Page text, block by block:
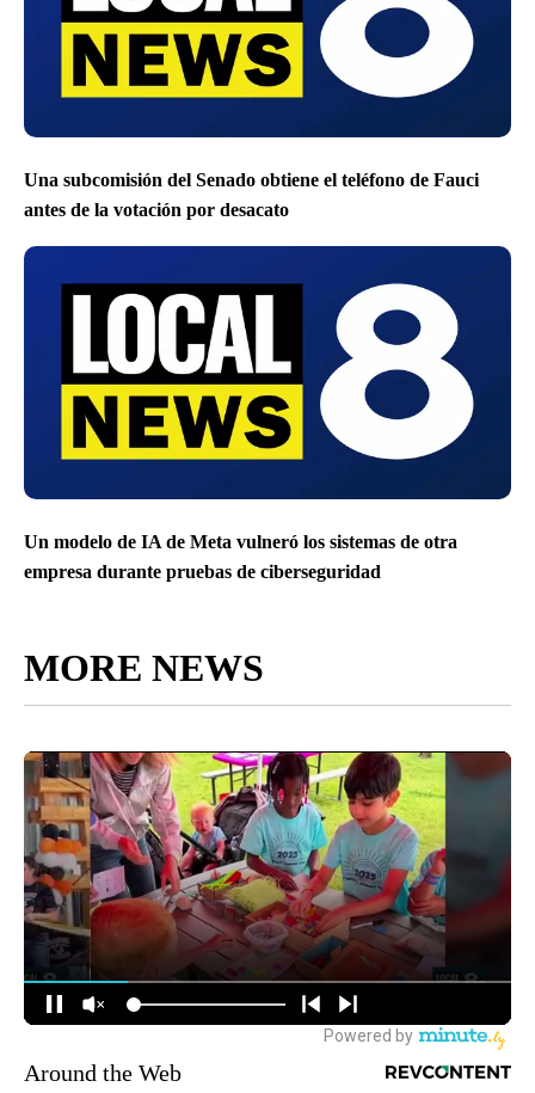
Una subcomisión del Senado obtiene el teléfono de Fauci
antes de la votación por desacato
Un modelo de IA de Meta vulneró los sistemas de otra
empresa durante pruebas de ciberseguridad
MORE NEWS
Around the Web